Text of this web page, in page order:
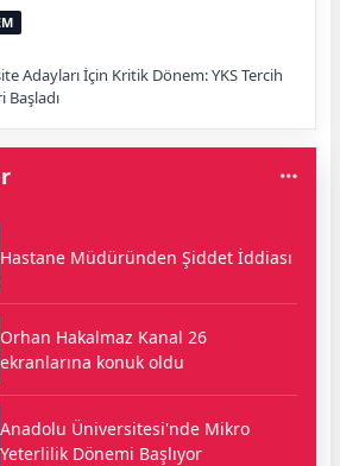
Adayları İçin Kritik Dönem: YKS Tercih
Başladı
Hastane Müdüründen Şiddet İddiası
Orhan Hakalmaz Kanal 26
ekranlarına konuk oldu
Anadolu Üniversitesi'nde Mikro
Yeterlilik Dönemi Başlıyor